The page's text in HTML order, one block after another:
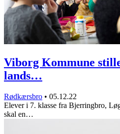
Viborg Kommune
lands…
Rødkærsbro • 05.12.22
Elever i 7. klasse fra Bjerringbro,
skal en…